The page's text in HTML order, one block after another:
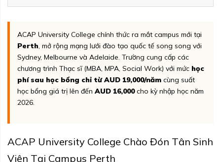
ACAP University College chính thức ra mắt campus mới tại
Perth, mở rộng mạng lưới đào tạo quốc tế song song với
Sydney, Melbourne và Adelaide. Trường cung cấp các
chương trình Thạc sĩ (MBA, MPA, Social Work) với mức học
phí sau học bổng chỉ từ AUD 19,000/năm cùng suất
học bổng giá trị lên đếnAUD 16,000cho kỳ nhập học năm
2026.
ACAP University College Chào Đón Tân Sinh
Viên Tại Campus Perth